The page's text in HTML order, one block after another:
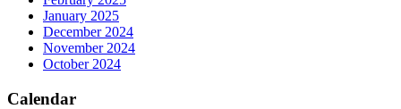
January 2025
December 2024
November 2024
October 2024
Calendar